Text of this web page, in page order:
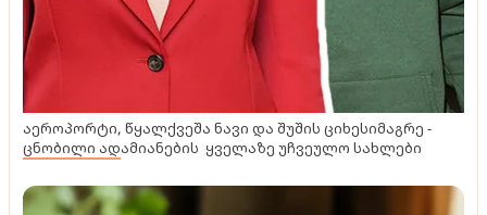
აეროპორტი, წყალქვეშა ნავი და შუშის ციხესიმაგრე -
ცნობილი ადამიანების ყველაზე უჩვეულო სახლები